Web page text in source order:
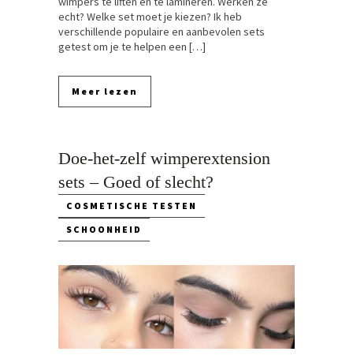
echt? Welke set moet je kiezen? Ik heb
verschillende populaire en aanbevolen sets
getest om je te helpen een […]
Meer lezen
Doe-het-zelf wimperextension
sets – Goed of slecht?
COSMETISCHE TESTEN
SCHOONHEID